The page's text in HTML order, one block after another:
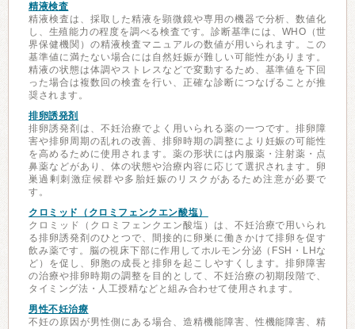
精液検査
精液検査は、採取した精液を顕微鏡や専用の機器で分析、数値化
し、生殖能力の程度を調べる検査です。診断基準には、WHO（世
界保健機関）の精液検査マニュアルの数値が用いられます。この
基準値に満たない場合には自然妊娠が難しい可能性があります。
精液の状態は体調やストレスなどで変動するため、基準値を下回
った場合は複数回の検査を行い、正確な診断につなげることが推
奨されます。
排卵誘発剤
排卵誘発剤は、不妊治療でよく用いられる薬の一つです。排卵障
害や排卵周期の乱れの改善、排卵時期の調整により妊娠の可能性
を高めるために使用されます。薬の形状には内服薬・注射薬・点
鼻薬などがあり、体の状態や治療内容に応じて選択されます。卵
巣過剰刺激症候群や多胎妊娠のリスクがあるため注意が必要で
す。
クロミッド（クロミフェンクエン酸塩）
クロミッド（クロミフェンクエン酸塩）は、不妊治療で用いられ
る排卵誘発剤のひとつで、間接的に卵巣に働きかけて排卵を促す
飲み薬です。脳の視床下部に作用してホルモン分泌（FSH・LHな
ど）を促し、卵胞の成長と排卵を起こしやすくします。排卵障害
の治療や排卵時期の調整を目的として、不妊治療の初期段階で、
タイミング法・人工授精などと組み合わせて使用されます。
男性不妊治療
不妊の原因が男性側にある場合、造精機能障害、性機能障害、精